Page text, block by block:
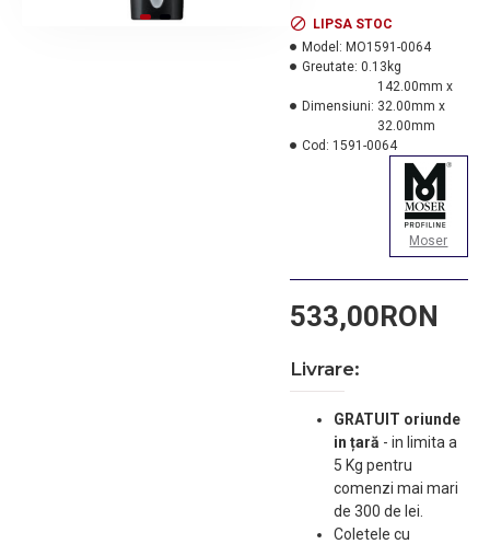
efectua contururi,
pentru a defini margini
si pentru a efectua
modele.
SCHIMBAREA
RAPIDĂ A LAMELOR:
Lama se detașează
permițând astfel
o curățare rapidă
trecerea la un alt nivel
tăiere.
PUTEREA:
Motor de înaltă
performanță cu
aprox. 7000
pentru tăiere
rapidă și curată.
533,00RON
LIPSA STOC
Model: MO1591-0064
Greutate: 0.13kg
Dimensiuni:
142.00mm x
32.00mm x
32.00mm
Cod: 1591-0064
Moser
Livrare:
GRATUIT oriunde
in țară - in limita a
5 Kg pentru
comenzi mai mari
de 300 de lei.
Coletele cu